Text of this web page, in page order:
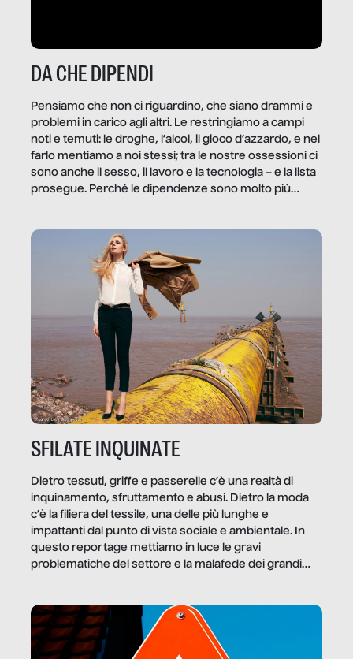
DA CHE DIPENDI
Pensiamo che non ci riguardino, che siano drammi e
problemi in carico agli altri. Le restringiamo a campi
noti e temuti: le droghe, l’alcol, il gioco d’azzardo, e nel
farlo mentiamo a noi stessi; tra le nostre ossessioni ci
sono anche il sesso, il lavoro e la tecnologia – e la lista
prosegue. Perché le dipendenze sono molto più
trae un guadagno. In questo reportage vediamo
quale e come.
SFILATE INQUINATE
Dietro tessuti, griffe e passerelle c’è una realtà di
inquinamento, sfruttamento e abusi. Dietro la moda
c’è la filiera del tessile, una delle più lunghe e
impattanti dal punto di vista sociale e ambientale. In
questo reportage mettiamo in luce le gravi
problematiche del settore e la malafede dei grandi